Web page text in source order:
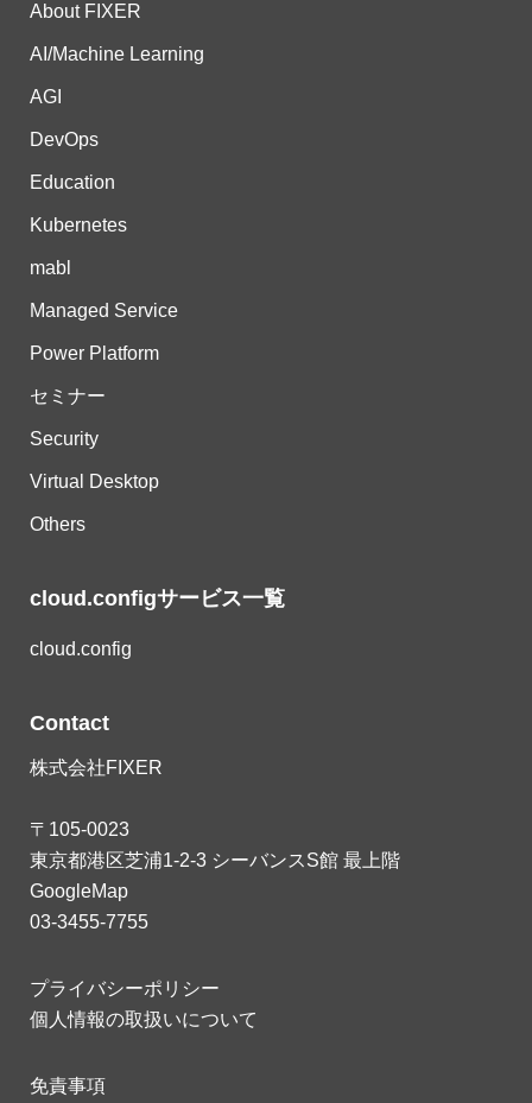
About FIXER
AI/Machine Learning
AGI
DevOps
Education
Kubernetes
mabl
Managed Service
Power Platform
セミナー
Security
Virtual Desktop
Others
cloud.configサービス一覧
cloud.config
Contact
株式会社FIXER
〒105-0023
東京都港区芝浦1-2-3 シーバンスS館 最上階
GoogleMap
03-3455-7755
プライバシーポリシー
個人情報の取扱いについて
免責事項